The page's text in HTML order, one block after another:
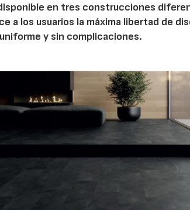
en tres construcciones
a los usuarios la máxima libertad de
y sin complicaciones.